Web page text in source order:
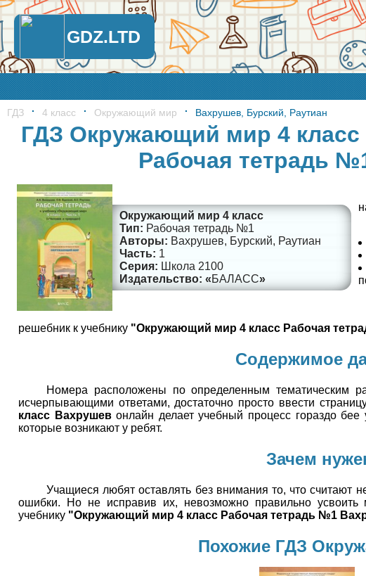
GDZ.LTD
ГДЗ 4 класс Окружающий мир Вахрушев, Бурский, Раутиан
ГДЗ Окружающий мир 4 класс
Рабочая тетрадь
Окружающий мир 4 класс
Рабочая тетрадь №1
Вахрушев, Бурский, Раутиан
1
Школа 2100
БАЛАСС
решебник к учебнику "Окружающий мир 4 класс Рабочая
Содержимое
Номера расположены по определенным тематическим
исчерпывающими ответами, достаточно просто ввести
класс Вахрушевонлайн делает учебный процесс гораздо
которые возникают у ребят.
Зачем
Учащиеся любят оставлять без внимания то, что считают
ошибки. Но не исправив их, невозможно правильно
учебнику "Окружающий мир 4 класс Рабочая тетрадь №1
Похожие ГДЗ